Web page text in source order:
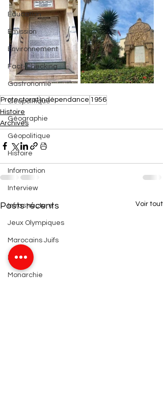
Éducation
Émission
Environnement
Fact-Checking
Gastronomie
Géopolitique
Géographie
Géopolitique
Histoire
Information
Interview
Infrastructure
Jeux Olympiques
Marocains Juifs
Militaire
Monarchie
ProtectoratIndépendance 1956
Histoire
Archives
Posts récents Voir tout